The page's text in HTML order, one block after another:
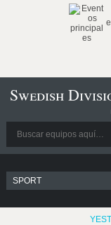
Swedish